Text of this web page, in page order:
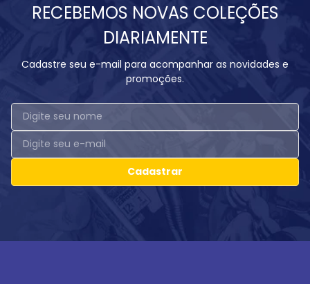
RECEBEMOS NOVAS COLEÇÕES
DIARIAMENTE
Cadastre seu e-mail para acompanhar as novidades e
promoções.
Cadastrar